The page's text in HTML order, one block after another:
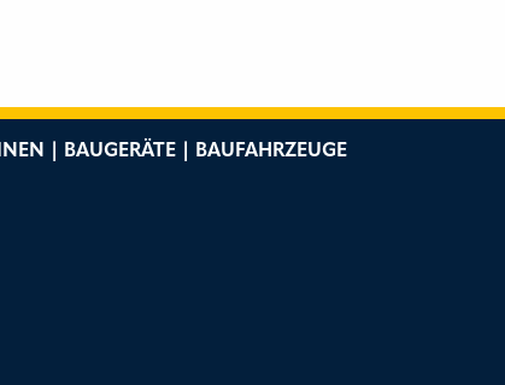
| BAUGERÄTE | BAUFAHRZEUGE